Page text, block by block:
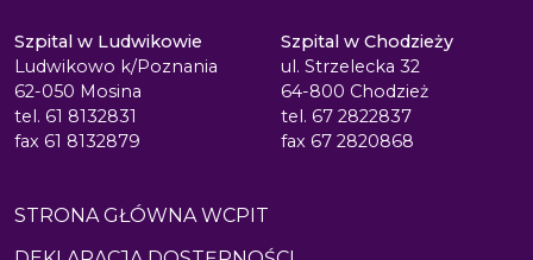
Szpital w Ludwikowie
Ludwikowo k/Poznania
62-050 Mosina
tel. 61 8132831
fax 61 8132879
Szpital w Chodzieży
ul. Strzelecka 32
64-800 Chodzież
tel. 67 2822837
fax 67 2820868
STRONA GŁÓWNA WCPIT